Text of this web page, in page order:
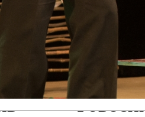
фестиваля: